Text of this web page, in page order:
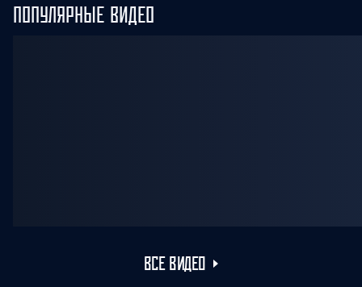
ПОПУЛЯРНЫЕ ВИДЕО
ВСЕ ВИДЕО